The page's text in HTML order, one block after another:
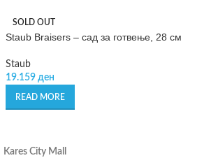
SOLD OUT
Staub Braisers – сад за готвење, 28 см
Staub
19.159 ден
READ MORE
Kares City Mall